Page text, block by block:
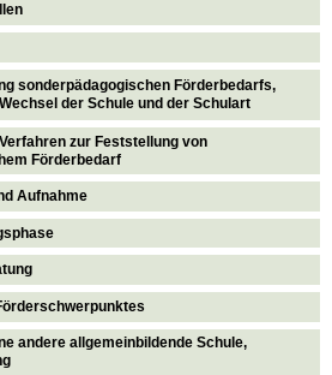
sonderpädagogischen Förderbedarfs,
der Schule und der Schulart
zur Feststellung von
Förderbedarf
Aufnahme
andere allgemeinbildende Schule,